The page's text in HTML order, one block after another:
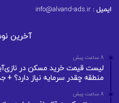
ایمیل :
آخرین
8 ساعت پیش
منطقه چقدر سرمایه نیاز دارد؟ + جدول
8 ساعت پیش